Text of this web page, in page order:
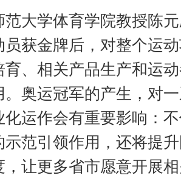
学体育学院教授陈元
员获金牌后，对整个运
育、相关产品生产和运
。奥运冠军的产生，对
化运作会有重要影响：
示范引领作用，还将提
，让更多省市愿意开展